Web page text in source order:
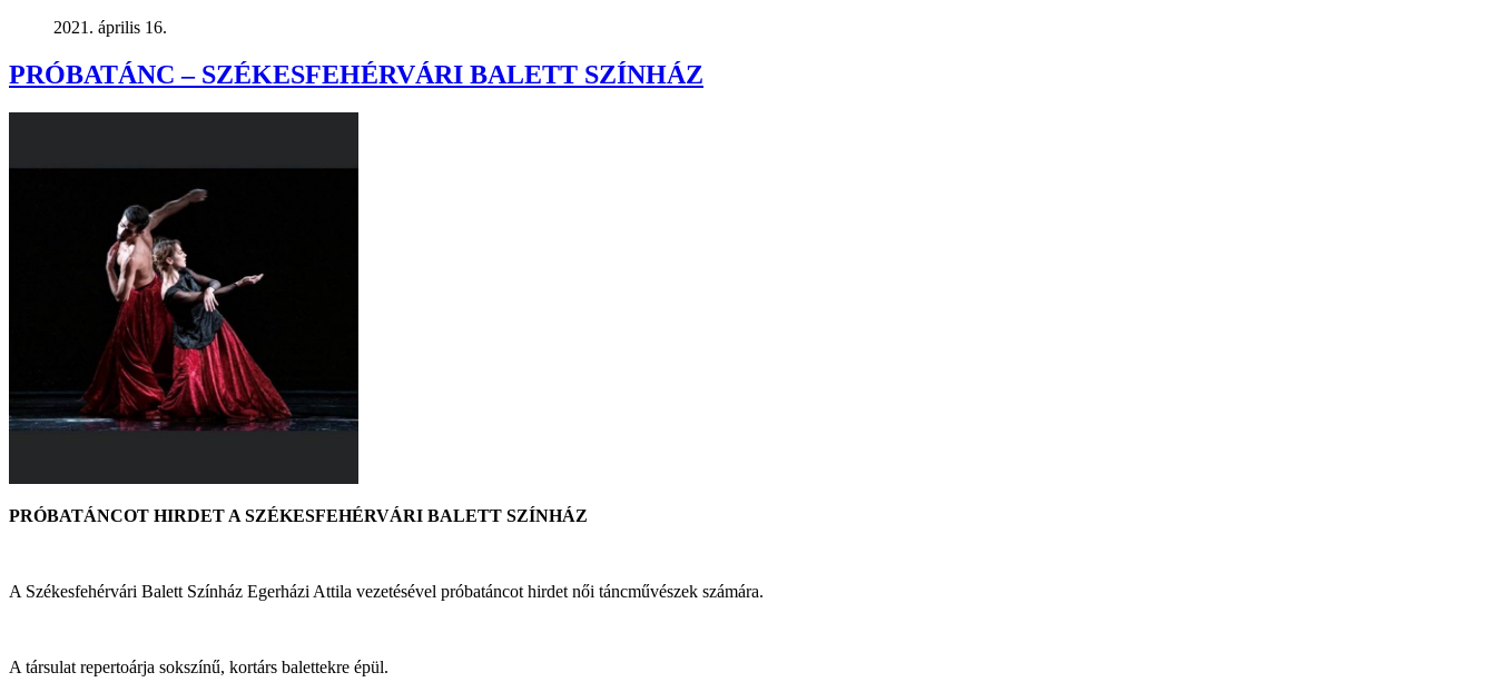
2021. április 16.
PRÓBATÁNC – SZÉKESFEHÉRVÁRI BALETT SZÍNHÁZ
PRÓBATÁNCOT HIRDET A SZÉKESFEHÉRVÁRI BALETT SZÍNHÁZ
A Székesfehérvári Balett Színház Egerházi Attila vezetésével próbatáncot hirdet női táncművészek számára.
A társulat repertoárja sokszínű, kortárs balettekre épül.